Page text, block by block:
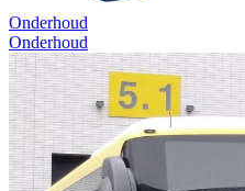
Onderhoud
Onderhoud